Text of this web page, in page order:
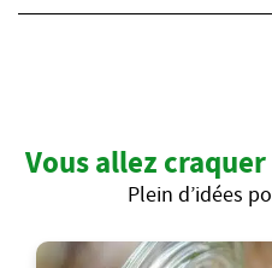
Vous allez
Plein d’idées